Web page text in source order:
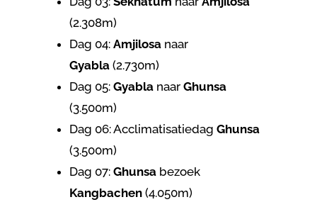
(2.308m)
Dag 04: Amjilosanaar
Gyabla (2.730m)
Dag 05: Gyablanaar Ghunsa
(3.500m)
Dag 06: Acclimatisatiedag Ghunsa
(3.500m)
Dag 07: Ghunsabezoek
Kangbachen (4.050m)